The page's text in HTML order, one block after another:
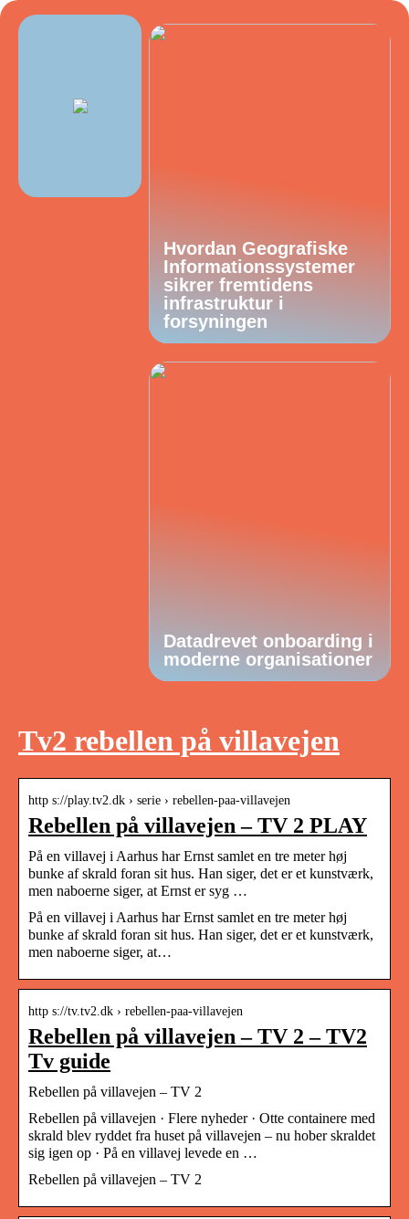
Hvordan Geografiske
Informationssystemer
sikrer fremtidens
infrastruktur i
forsyningen
Datadrevet onboarding i
moderne organisationer
Tv2 rebellen på villavejen
http s://play.tv2.dk › serie › rebellen-paa-villavejen
Rebellen på villavejen – TV 2 PLAY
På en villavej i Aarhus har Ernst samlet en tre meter høj
bunke af skrald foran sit hus. Han siger, det er et kunstværk,
men naboerne siger, at Ernst er syg …
På en villavej i Aarhus har Ernst samlet en tre meter høj
bunke af skrald foran sit hus. Han siger, det er et kunstværk,
men naboerne siger, at…
http s://tv.tv2.dk › rebellen-paa-villavejen
Rebellen på villavejen – TV 2 – TV2
Tv guide
Rebellen på villavejen – TV 2
Rebellen på villavejen · Flere nyheder · Otte containere med
skrald blev ryddet fra huset på villavejen – nu hober skraldet
sig igen op · På en villavej levede en …
Rebellen på villavejen – TV 2